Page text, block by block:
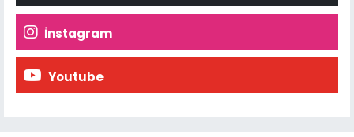
İnstagram
Youtube